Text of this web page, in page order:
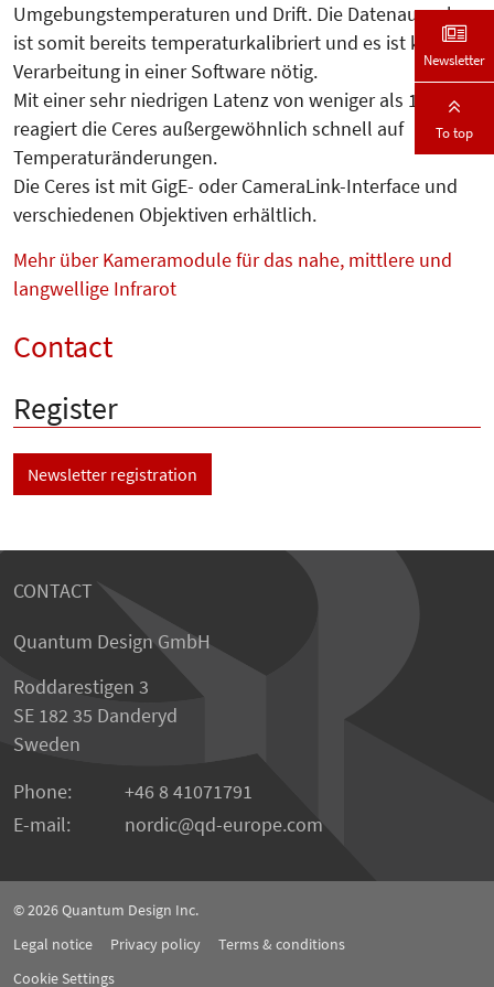
Umgebungstemperaturen und Drift. Die Datenausgabe
ist somit bereits temperaturkalibriert und es ist keine
Verarbeitung in einer Software nötig.
Mit einer sehr niedrigen Latenz von weniger als 100 µs
reagiert die Ceres außergewöhnlich schnell auf
Temperaturänderungen.
Die Ceres ist mit GigE- oder CameraLink-Interface und
verschiedenen Objektiven erhältlich.
Mehr über Kameramodule für das nahe, mittlere und
langwellige Infrarot
Contact
Register
Newsletter registration
CONTACT
Quantum Design GmbH
Roddarestigen 3
SE 182 35 Danderyd
Sweden
Phone:
+46 8 41071791
E-mail:
nordic qd-europe.com
© 2026Quantum Design Inc.
Legal notice
Privacy policy
Terms & conditions
Cookie Settings
Newsletter
To top